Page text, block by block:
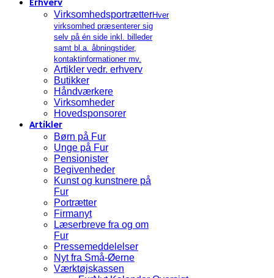
Erhverv
VirksomhedsportrætterHver
virksomhed præsenterer sig
selv på én side inkl. billeder
samt bl.a. åbningstider,
kontaktinformationer mv.
Artikler vedr. erhverv
Butikker
Håndværkere
Virksomheder
Hovedsponsorer
Artikler
Børn på Fur
Unge på Fur
Pensionister
Begivenheder
Kunst og kunstnere på
Fur
Portrætter
Firmanyt
Læserbreve fra og om
Fur
Pressemeddelelser
Nyt fra Små-Øerne
Værktøjskassen